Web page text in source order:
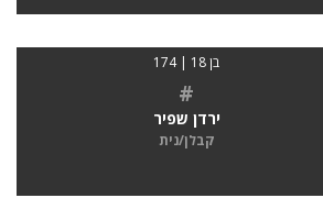
בן 18 | 174
#
ירדן שפיר
קבלן/נית